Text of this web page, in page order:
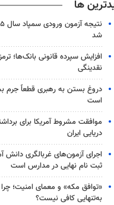
ها
شد
افزایش سپرده قانونی بانک‌ها؛
نقدینگی
دروغ بستن به رهبری قطعاً جرم
است
موافقت مشروط آمریکا برای
دریایی ایران
اجرای آزمون‌های غربالگری دانش
ثبت نام نهایی در مدارس است
«توافق مکه» و معمای امنیت؛
به‌تنهایی کافی نیست؟